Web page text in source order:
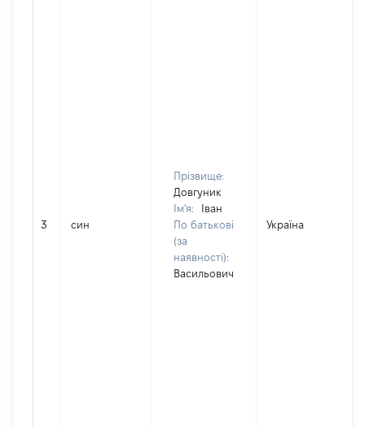
3 син
Прізвище:
Довгуник
Ім'я:
Іван
По батькові
(за
наявності):
Васильович
Україна